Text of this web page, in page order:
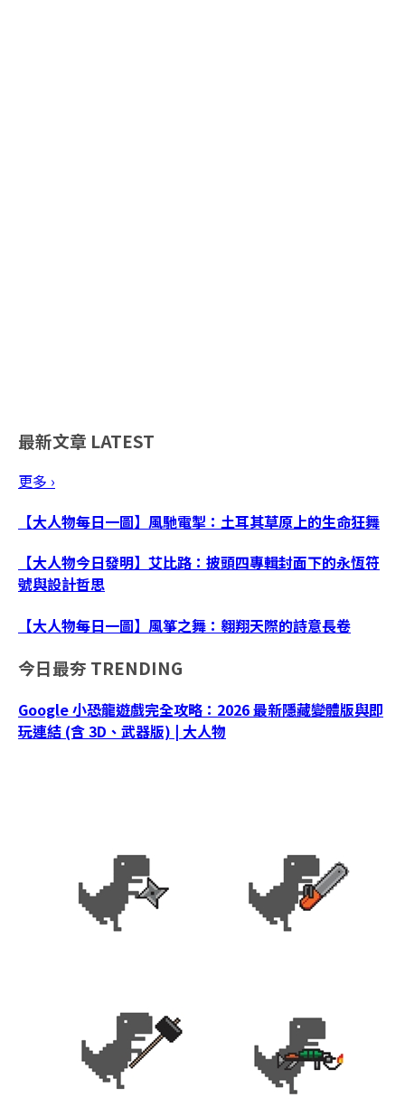
最新文章 LATEST
更多 ›
【大人物每日一圖】風馳電掣：土耳其草原上的生命狂舞
【大人物今日發明】艾比路：披頭四專輯封面下的永恆符
號與設計哲思
【大人物每日一圖】風箏之舞：翱翔天際的詩意長卷
今日最夯 TRENDING
Google 小恐龍遊戲完全攻略：2026 最新隱藏變體版與即
玩連結 (含 3D、武器版) | 大人物